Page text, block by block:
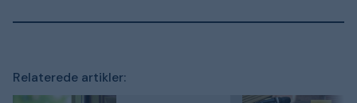
Relaterede artikler: